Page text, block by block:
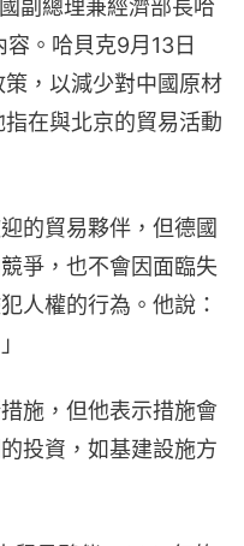
副總理兼經濟部長哈
。哈貝克9月13日
，以減少對中國原材
在與北京的貿易活動
的貿易夥伴，但德國
爭，也不會因面臨失
人權的行為。他說：
施，但他表示措施會
投資，如基建設施方